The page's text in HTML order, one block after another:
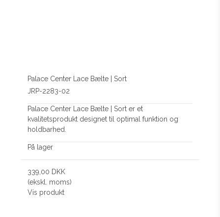
Palace Center Lace Bælte | Sort
JRP-2283-02
Palace Center Lace Bælte | Sort er et
kvalitetsprodukt designet til optimal funktion og
holdbarhed.
På lager
339,00 DKK
(ekskl. moms)
Vis produkt